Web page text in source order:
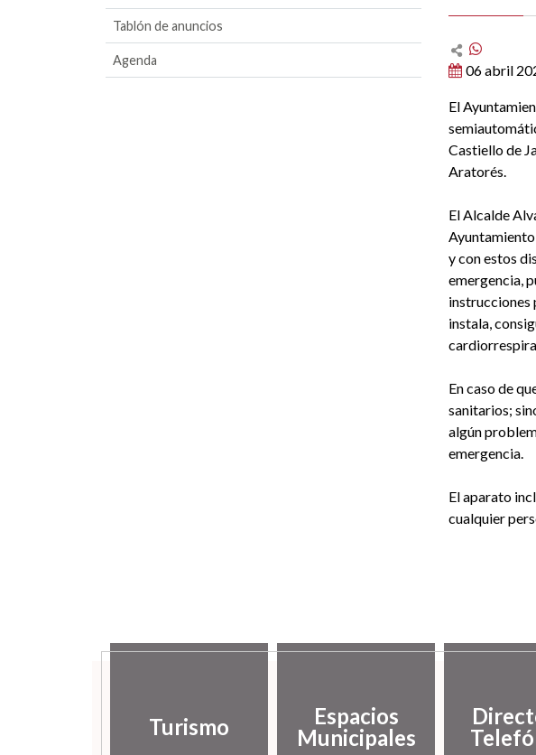
Tablón de anuncios
Agenda
06 abril
El
Castiello de
Aratorés.
El Alcalde
y con estos
emergencia,
instrucciones
instala,
En caso de
sanitarios;
algún
emergencia.
El aparato
cualquier
Turismo
Espacios
Municipales